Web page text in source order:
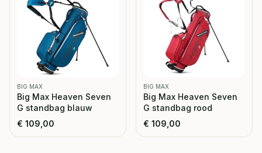
BIG MAX
Big Max Heaven Seven
G standbag blauw
€ 109,00
BIG MAX
Big Max Heaven Seven
G standbag rood
€ 109,00